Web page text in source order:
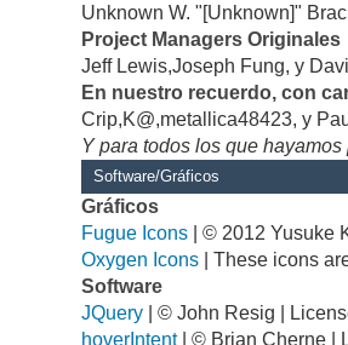
Unknown W. "[Unknown]"
Project Managers Originales
Jeff Lewis,Joseph Fung, y
En nuestro recuerdo, con
Crip,K@,metallica48423, y
Y para todos los que hayamos
Software/Gráficos
Gráficos
Fugue Icons | © 2012 Yusuke
Oxygen Icons | These icons
Software
JQuery | © John Resig |
hoverIntent| © Brian Cherne |